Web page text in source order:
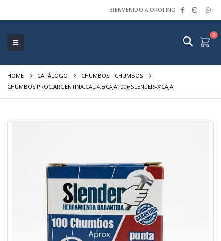
BIENVENIDO A OROFINO
0
HOME CATÁLOGO CHUMBOS,
CHUMBOS
CHUMBOS PROC.ARGENTINA,CAL.4,5(CAJA100)»SLENDER»X’CAJA